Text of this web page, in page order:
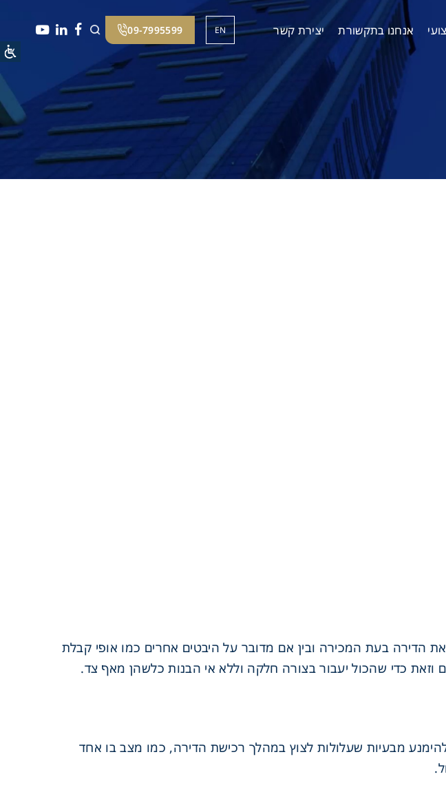
אנחנו בתקשורת יצירת קשר
EN
09-7995599
הדירה בעת המכירה ובין אם מדובר על היבטים אחרים כמו אופי קבלת
כדי שהכול יעבור בצורה חלקה וללא אי הבנות כלשהן מאף צד.
מבעיות שעלולות לצוץ במהלך רכישת הדירה, כמו מצב בו אחד